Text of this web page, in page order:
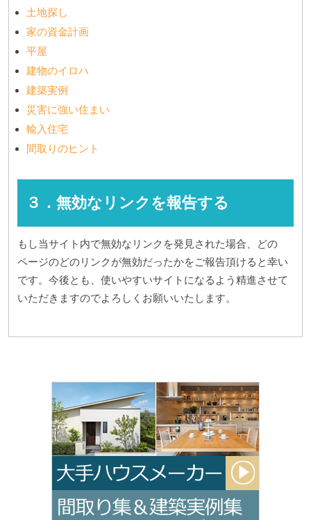
土地探し
家の資金計画
平屋
建物のイロハ
建築実例
災害に強い住まい
輸入住宅
間取りのヒント
３．無効なリンクを報告する
もし当サイト内で無効なリンクを発見された場合、どの
ページのどのリンクが無効だったかをご報告頂けると幸い
です。今後とも、使いやすいサイトになるよう精進させて
いただきますのでよろしくお願いいたします。